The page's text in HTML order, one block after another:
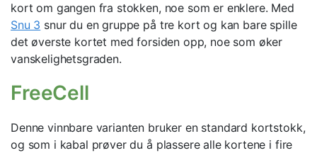
kort om gangen fra stokken, noe som er enklere. Med
Snu 3 snur du en gruppe på tre kort og kan bare spille
det øverste kortet med forsiden opp, noe som øker
vanskelighetsgraden.
FreeCell
Denne vinnbare varianten bruker en standard kortstokk,
og som i kabal prøver du å plassere alle kortene i fire